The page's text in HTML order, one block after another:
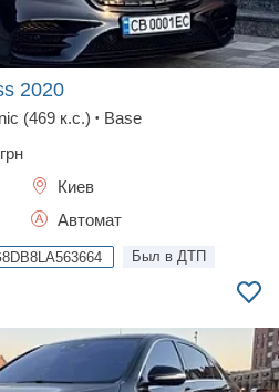
2020
(469 к.с.) • Base
грн
Киев
Автомат
Был в ДТП